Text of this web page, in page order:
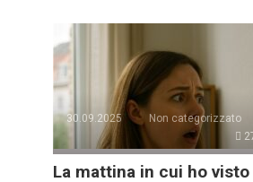
30.09.2025
Non categorizzato
La mattina in cui ho